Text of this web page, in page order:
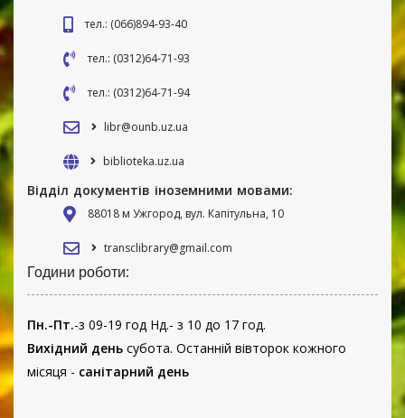
тел.: (066)894-93-40
тел.: (0312)64-71-93
тел.: (0312)64-71-94
libr@ounb.uz.ua
biblioteka.uz.ua
Відділ документів іноземними мовами:
88018 м Ужгород, вул. Капітульна, 10
transclibrary@gmail.com
Години роботи:
Пн.-Пт.-з 09-19 год Нд.- з 10 до 17 год.
Вихідний день субота. Останній вівторок кожного
місяця - санітарний день